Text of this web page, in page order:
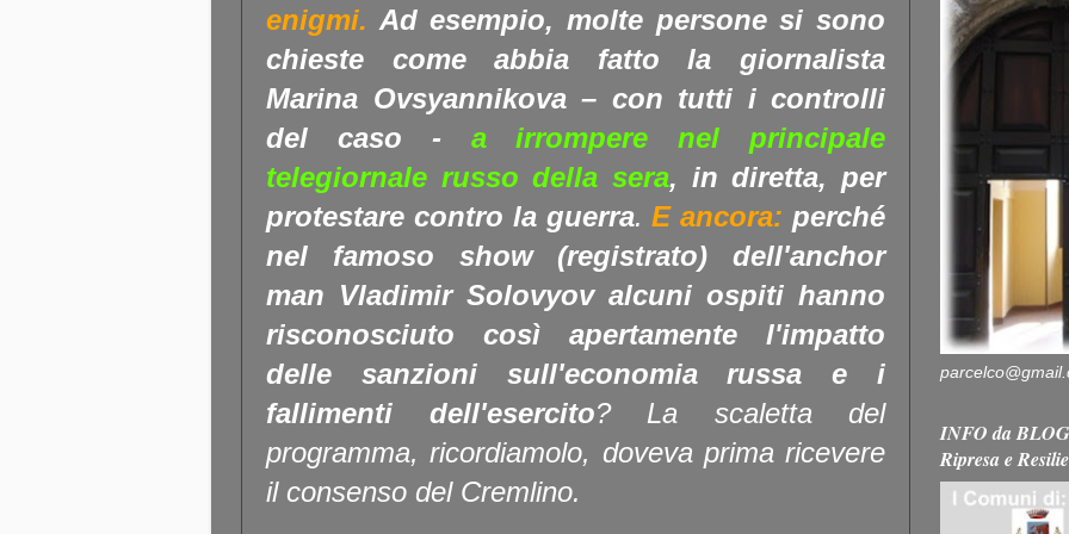
enigmi. Ad esempio, molte persone si sono
chieste come abbia fatto la giornalista
Marina Ovsyannikova – con tutti i controlli
del caso -a irrompere nel principale
telegiornale russo della sera, in diretta, per
protestare contro la guerra.E ancora: perché
nel famoso show (registrato) dell'anchor
man Vladimir Solovyov alcuni ospiti hanno
risconosciuto così apertamente l'impatto
delle sanzioni sull'economia russa e i
fallimenti dell'esercito? La scaletta del
programma, ricordiamolo, doveva prima ricevere
il consenso del Cremlino.
INFO da
Ripresa e